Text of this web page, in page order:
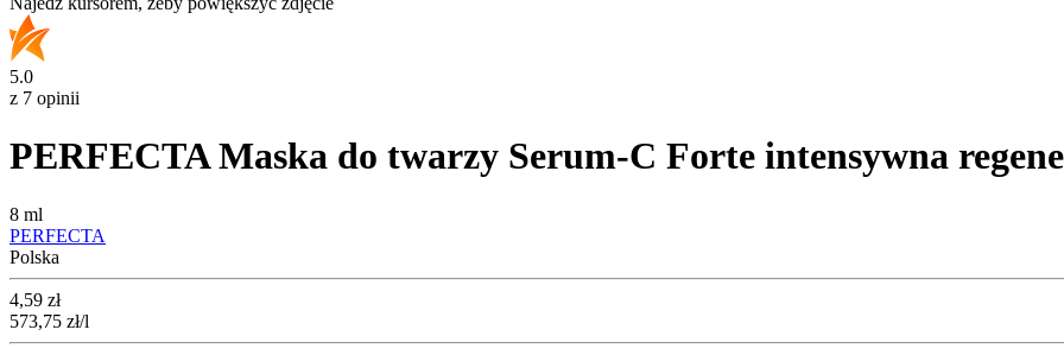
5.0
z 7 opinii
PERFECTA Maska do twarzy Serum-C Forte intensywna
8 ml
PERFECTA
Polska
Cena
4,59 zł
573,75 zł/l